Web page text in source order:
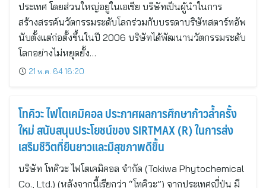
ประเทศ โดยส่วนใหญ่อยู่ในเอเชีย บริษัทเป็นผู้นำในการ
สร้างสรรค์นวัตกรรมระดับโลกร่วมกับบรรดาบริษัทสตาร์ทอัพ
นับตั้งแต่ก่อตั้งขึ้นในปี 2006 บริษัทได้พัฒนานวัตกรรมระดับ
โลกอย่างไม่หยุดยั้ง…
21 พ.ค. 64 16:20
โทคิวะ ไฟโตเคมิคอล ประกาศผลการศึกษาก้าวล้ำครั้ง
ใหม่ สนับสนุนประโยชน์ของ SIRTMAX (R) ในการส่ง
เสริมชีวิตที่ยืนยาวและมีสุขภาพดีขึ้น
บริษัท โทคิวะ ไฟโตเคมิคอล จำกัด (Tokiwa Phytochemical
Co., Ltd.) (หลังจากนี้เรียกว่า “โทคิวะ”) จากประเทศญี่ปุ่น มี